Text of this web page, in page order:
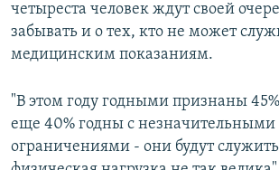
четыреста человек ждут своей
забывать и о тех, кто не может
медицинским показаниям.
"В этом году годными признаны
еще 40% годны с незначительными
ограничениями - они будут